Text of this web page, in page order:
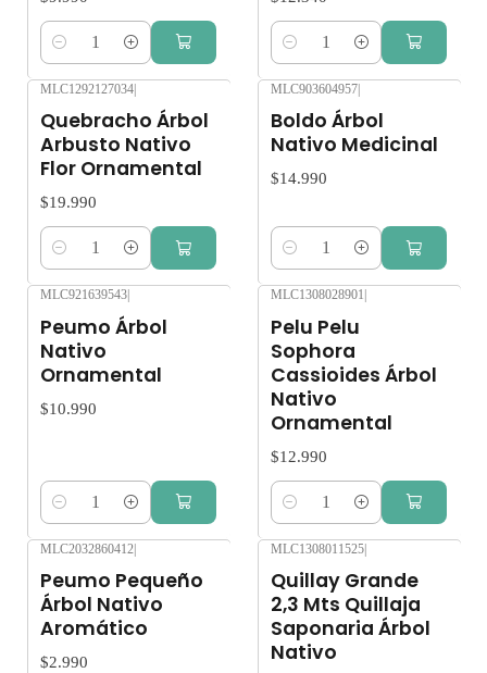
Cantidad Cantidad
MLC1292127034
Quebracho Árbol
Arbusto Nativo
Flor Ornamental
$19.990
Cantidad
MLC903604957
Boldo Árbol
Nativo Medicinal
$14.990
Cantidad
MLC921639543
Peumo Árbol
Nativo
Ornamental
$10.990
Cantidad
MLC1308028901
Pelu Pelu
Sophora
Cassioides Árbol
Nativo
Ornamental
$12.990
Cantidad
MLC2032860412|
Peumo Pequeño
Árbol Nativo
Aromático
$2.990
MLC1308011525|
Quillay Grande
2,3 Mts Quillaja
Saponaria Árbol
Nativo